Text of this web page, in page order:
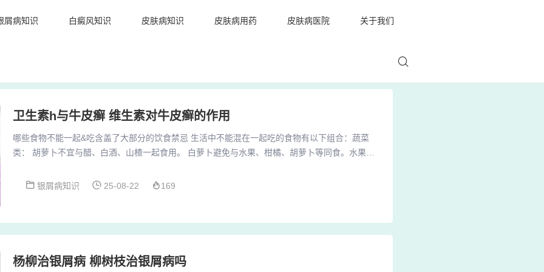
屑病知识 白癜风知识 皮肤病知识 皮肤病用药 皮肤病医院 关于我们
卫生素h与牛皮癣 维生素对牛皮癣的作用
哪些食物不能一起&吃含盖了大部分的饮食禁忌 生活中不能混在一起吃的食物有以下组合：蔬菜
类： 胡萝卜不宜与醋、白酒、山楂一起食用。 白萝卜避免与水果、柑橘、胡萝卜等同食。水果
香菜、大豆、田螺、虾同食。 牛肉避免与猪肉、白酒、栗子同食。牛肉与橄榄相克：同食会引起身
银屑病知识 25-08-22 169
杨柳治银屑病 柳树枝治银屑病吗